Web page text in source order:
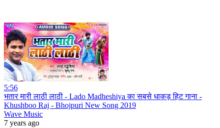
5:56
भतार मारी लाठी लाठी - Lado Madheshiya का सबसे धाकड़ हिट गाना -
Khushboo Raj - Bhojpuri New Song 2019
Wave Music
7 years ago